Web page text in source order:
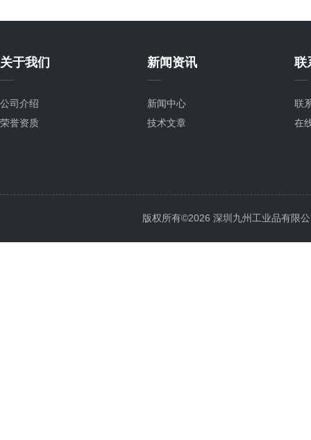
关于我们
公司介绍
荣誉资质
新闻资讯
新闻中心
技术文章
联
联
在
版权所有©2026 深圳九州工业品有限